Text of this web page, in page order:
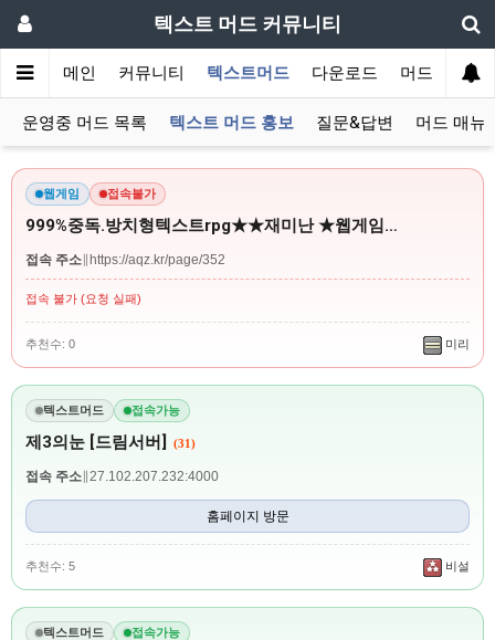
텍스트 머드 커뮤니티
메인 커뮤니티 텍스트머드 다운로드 머드 잡담
운영중 머드 목록 텍스트 머드 홍보 질문&답변 머드 매뉴
웹게임 접속불가
999%중독.방치형텍스트rpg★★재미난 ★웹게임…
접속 주소 https://aqz.kr/page/352
접속 불가 (요청 실패)
추천수: 0 미리
텍스트머드 접속가능
제3의눈 [드림서버] (31)
접속 주소 27.102.207.232:4000
홈페이지 방문
추천수: 5 비설
텍스트머드 접속가능